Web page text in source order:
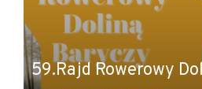
59.Rajd Rowerowy